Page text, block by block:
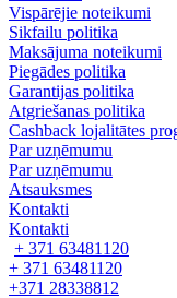
Vispārējie noteikumi
Sikfailu politika
Maksājuma noteikumi
Piegādes politika
Garantijas politika
Atgriešanas politika
Cashback lojalitātes
Par uzņēmumu
Par uzņēmumu
Atsauksmes
Kontakti
Kontakti
+ 371 63481120
+ 371 63481120
+371 28338812